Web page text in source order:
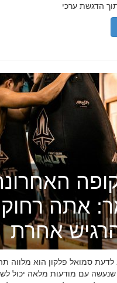
אתה רחוק
אחרת
סמואל פלקון הוא מלווה
שנעשה עם מודעות מלאה יכול